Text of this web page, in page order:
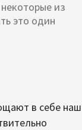
из
это один
в себе наш